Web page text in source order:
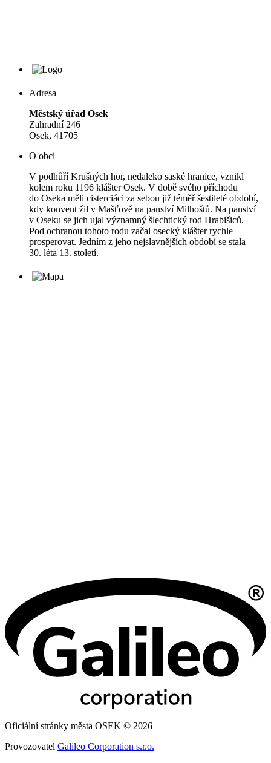
Adresa
Městský úřad Osek
Zahradní 246
Osek, 41705
O obci
V podhůří Krušných hor, nedaleko saské hranice, vznikl
kolem roku 1196 klášter Osek. V době svého příchodu
do Oseka měli cisterciáci za sebou již téměř šestileté období,
kdy konvent žil v Mašťově na panství Milhoštů. Na panství
v Oseku se jich ujal významný šlechtický rod Hrabišiců.
Pod ochranou tohoto rodu začal osecký klášter rychle
prosperovat. Jedním z jeho nejslavnějších období se stala
30. léta 13. století.
Oficiální stránky města OSEK © 2026
Provozovatel Galileo Corporation s.r.o.